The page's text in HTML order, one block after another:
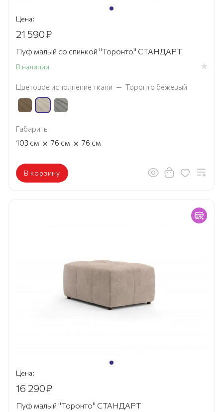
Цена:
21 590₽
Пуф малый со спинкой "Торонто" СТАНДАРТ
В наличии
Цветовое исполнение ткани — Торонто бежевый
Габариты
103 см × 76 см × 76 см
В корзину
Цена:
16 290₽
Пуф малый "Торонто" СТАНДАРТ